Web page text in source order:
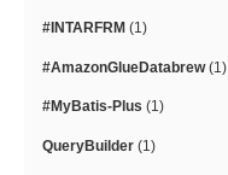
#INTARFRM (1)
#AmazonGlueDatabrew(1)
#MyBatis-Plus (1)
QueryBuilder (1)